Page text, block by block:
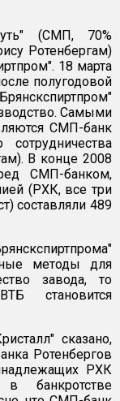
(СМП, 70%
Ротенбергам)
18 марта
полугодовой
Самыми
СМП-банк
В конце 2008
СМП-банком,
(РХК, все три
составляли 489
методы для
завода, то
становится
сказано,
Ротенбергов
РХК
банкротстве